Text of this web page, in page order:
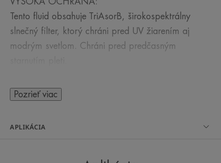
Tento fluid obsahuje TriAsorB, širokospektrálny
slnečný filter, ktorý chráni pred UV žiarením aj
modrým svetlom. Chráni pred predčasným
ULTRAĽAHKÁ TEXTÚRA:
Pozrieť viac
APLIKÁCIA